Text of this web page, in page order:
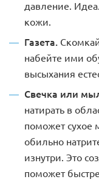
давление.
кожи.
Газета.
набейте ими
высыхания
Свечка или
натирать в
поможет сухое
обильно
изнутри. Это
поможет